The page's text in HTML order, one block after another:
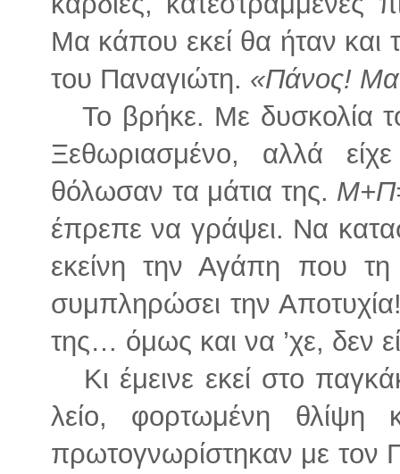
Μα κάπου εκεί θα ήταν και
του Παναγιώτη. «Πάνος!
Το βρήκε. Με δυσκολία
Ξεθωριασμένο, αλλά
θόλωσαν τα μάτια της.
έπρεπε να γράψει. Να
εκείνη την Αγάπη που τη
συμπληρώσει την
της… όμως και να ’χε, δεν
Κι έμεινε εκεί στο
λείο, φορτωμένη θλίψη
πρωτογνωρίστηκαν με τον